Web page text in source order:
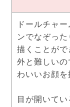
ドールチャ
ンでなぞっ
描くことが
外と難しい
わいいお顔を
目が開いて